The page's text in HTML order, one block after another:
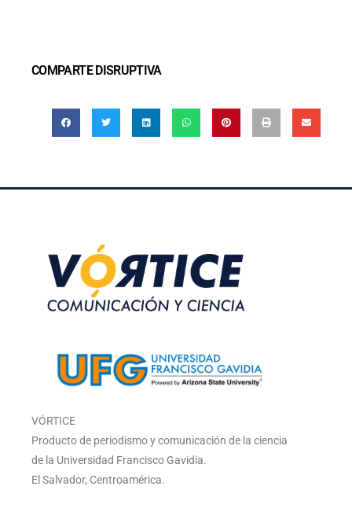
COMPARTE DISRUPTIVA
VÓRTICE
Producto de periodismo y comunicación de la ciencia
de la Universidad Francisco Gavidia.
El Salvador, Centroamérica.